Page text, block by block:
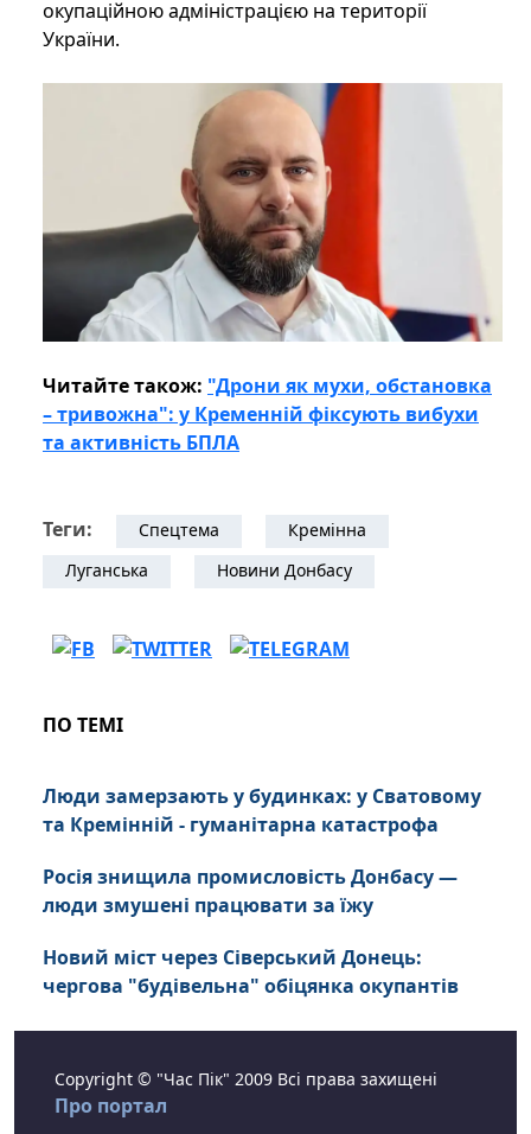
окупаційною адміністрацією на території
України.
Читайте також: "Дрони як мухи, обстановка
– тривожна": у Кременній фіксують вибухи
та активність БПЛА
Теги: Спецтема
Кремінна
Луганська
Новини Донбасу
ПО ТЕМІ
Люди замерзають у будинках: у Сватовому
та Кремінній - гуманітарна катастрофа
Росія знищила промисловість Донбасу —
люди змушені працювати за їжу
Новий міст через Сіверський Донець:
чергова "будівельна" обіцянка окупантів
Copyright © "Час Пік" 2009 Всі права захищені
Про портал